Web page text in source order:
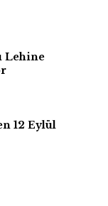
Lehine
12 Eylül